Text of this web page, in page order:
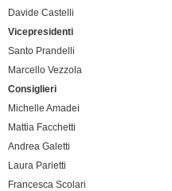
Davide Castelli
Vicepresidenti
Santo Prandelli
Marcello Vezzola
Consiglieri
Michelle Amadei
Mattia Facchetti
Andrea Galetti
Laura Parietti
Francesca Scolari